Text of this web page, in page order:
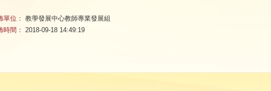
單位： 教學發展中心教師專業發展組
時間： 2018-09-18 14:49:19